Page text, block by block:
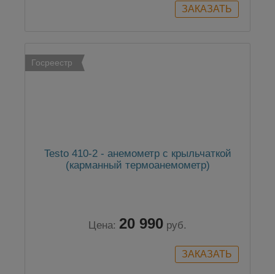
Госреестр
Testo 410-2 - анемометр с крыльчаткой
(карманный термоанемометр)
Цена: 20 990 руб.